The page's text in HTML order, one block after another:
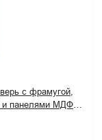
с фрамугой,
и панелями МДФ